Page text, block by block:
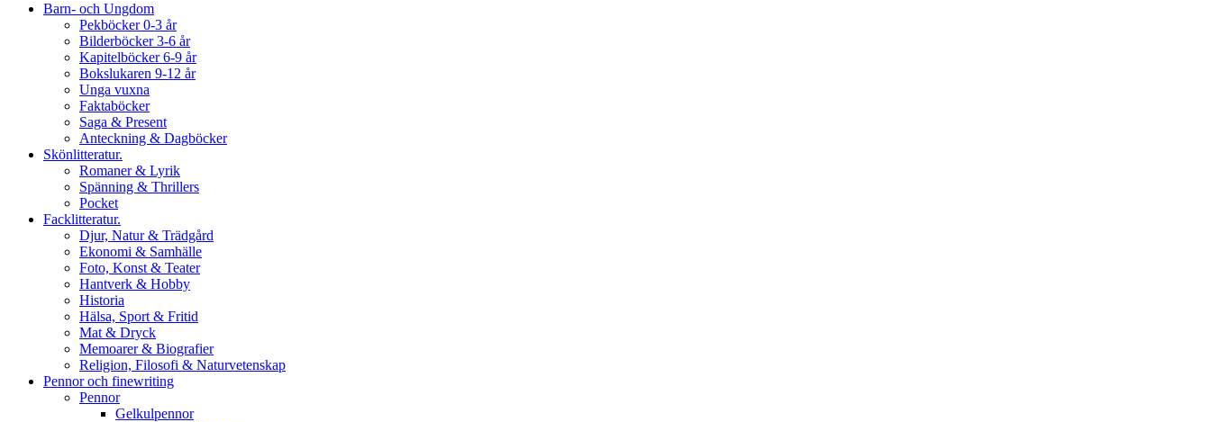
Barn- och Ungdom
Pekböcker 0-3 år
Bilderböcker 3-6 år
Kapitelböcker 6-9 år
Bokslukaren 9-12 år
Unga vuxna
Faktaböcker
Saga & Present
Anteckning & Dagböcker
Skönlitteratur.
Romaner & Lyrik
Spänning & Thrillers
Pocket
Facklitteratur.
Djur, Natur & Trädgård
Ekonomi & Samhälle
Foto, Konst & Teater
Hantverk & Hobby
Historia
Hälsa, Sport & Fritid
Mat & Dryck
Memoarer & Biografier
Religion, Filosofi & Naturvetenskap
Pennor och finewriting
Pennor
Gelkulpennor